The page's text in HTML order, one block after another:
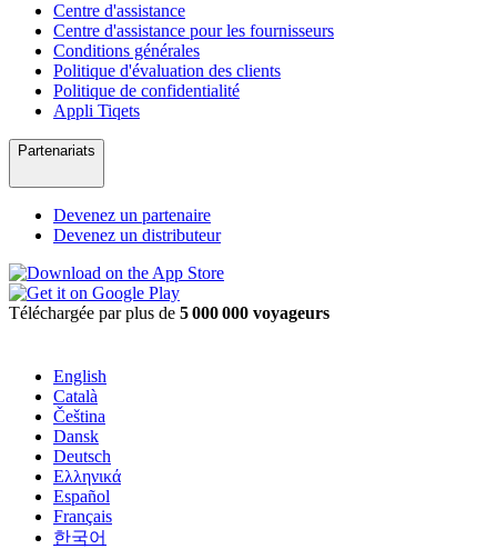
Centre d'assistance
Centre d'assistance pour les fournisseurs
Conditions générales
Politique d'évaluation des clients
Politique de confidentialité
Appli Tiqets
Partenariats
Devenez un partenaire
Devenez un distributeur
Téléchargée par plus de 5 000 000 voyageurs
English
Català
Čeština
Dansk
Deutsch
Ελληνικά
Español
Français
한국어